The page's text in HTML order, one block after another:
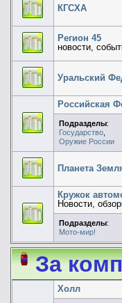
КГСХА
Регион 45
новости,
Уральский
Российская
Подразделы:
Государство
Оружие России
Планета
Кружок
Новости,
Подразделы:
Мото-мир!
За
Холл